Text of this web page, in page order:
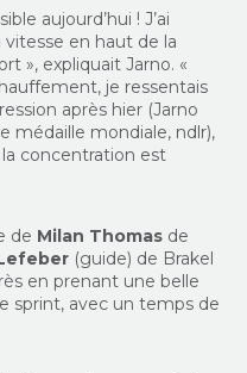
aujourd’hui ! J’ai
en haut de la
», expliquait Jarno. «
je ressentais
après hier (Jarno
médaille mondiale, ndlr),
concentration est
de Milan Thomas de
(guide) de Brakel
en prenant une belle
sprint, avec un temps de